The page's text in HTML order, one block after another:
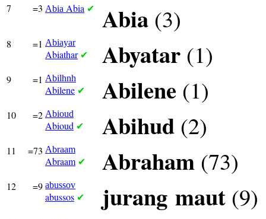
7 =3 Abia Abia ✔ Abia (3)
8 =1 Abiayar
Abiathar ✔ Abyatar (1)
9 =1 Abilhnh
Abilene ✔ Abilene (1)
10 =2 Abioud
Abioud ✔ Abihud (2)
11 =73 Abraam
Abraam ✔ Abraham (73)
12 =9 abussov
abussos ✔ jurang maut (9)